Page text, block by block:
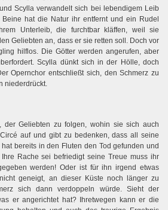
Scylla verwandelt sich bei lebendigem Leib
hat die Natur ihr entfernt und ein Rudel
Unterleib, die furchtbar kläffen, weil sie
Geliebten an, dass er sie retten soll. Doch vor
hilflos. Die Götter werden angerufen, aber
Scylla dünkt sich in der Hölle, doch
Opernchor entschließt sich, den Schmerz zu
niederdrückt.
der Geliebten zu folgen, wohin sie sich auch
auf und gibt zu bedenken, dass all seine
bereits in den Fluten den Tod gefunden und
Rache sei befriedigt seine Treue muss ihr
werden! Oder ist für ihn irgend etwas
geneigt, an dieser Küste noch länger zu
sich dann verdoppeln würde. Sieht der
er angerichtet hat? Ihretwegen kann er die